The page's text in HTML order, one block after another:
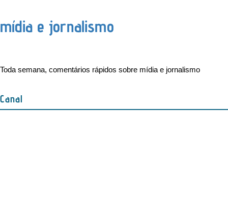
mídia e jornalismo
Toda semana, comentários rápidos sobre mídia e jornalismo
Canal